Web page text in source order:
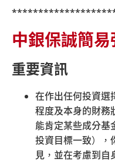
中銀保誠簡
重要資訊
在作出任何投資選
程度及本身的財務
能肯定某些成分基
投資目標一致），
見，並在考慮到自
的供款將不能處理。
如提交實體表格，請郵
政信箱 98929 號）或透
尖沙咀郵政局郵政信箱
積金易服務中心: